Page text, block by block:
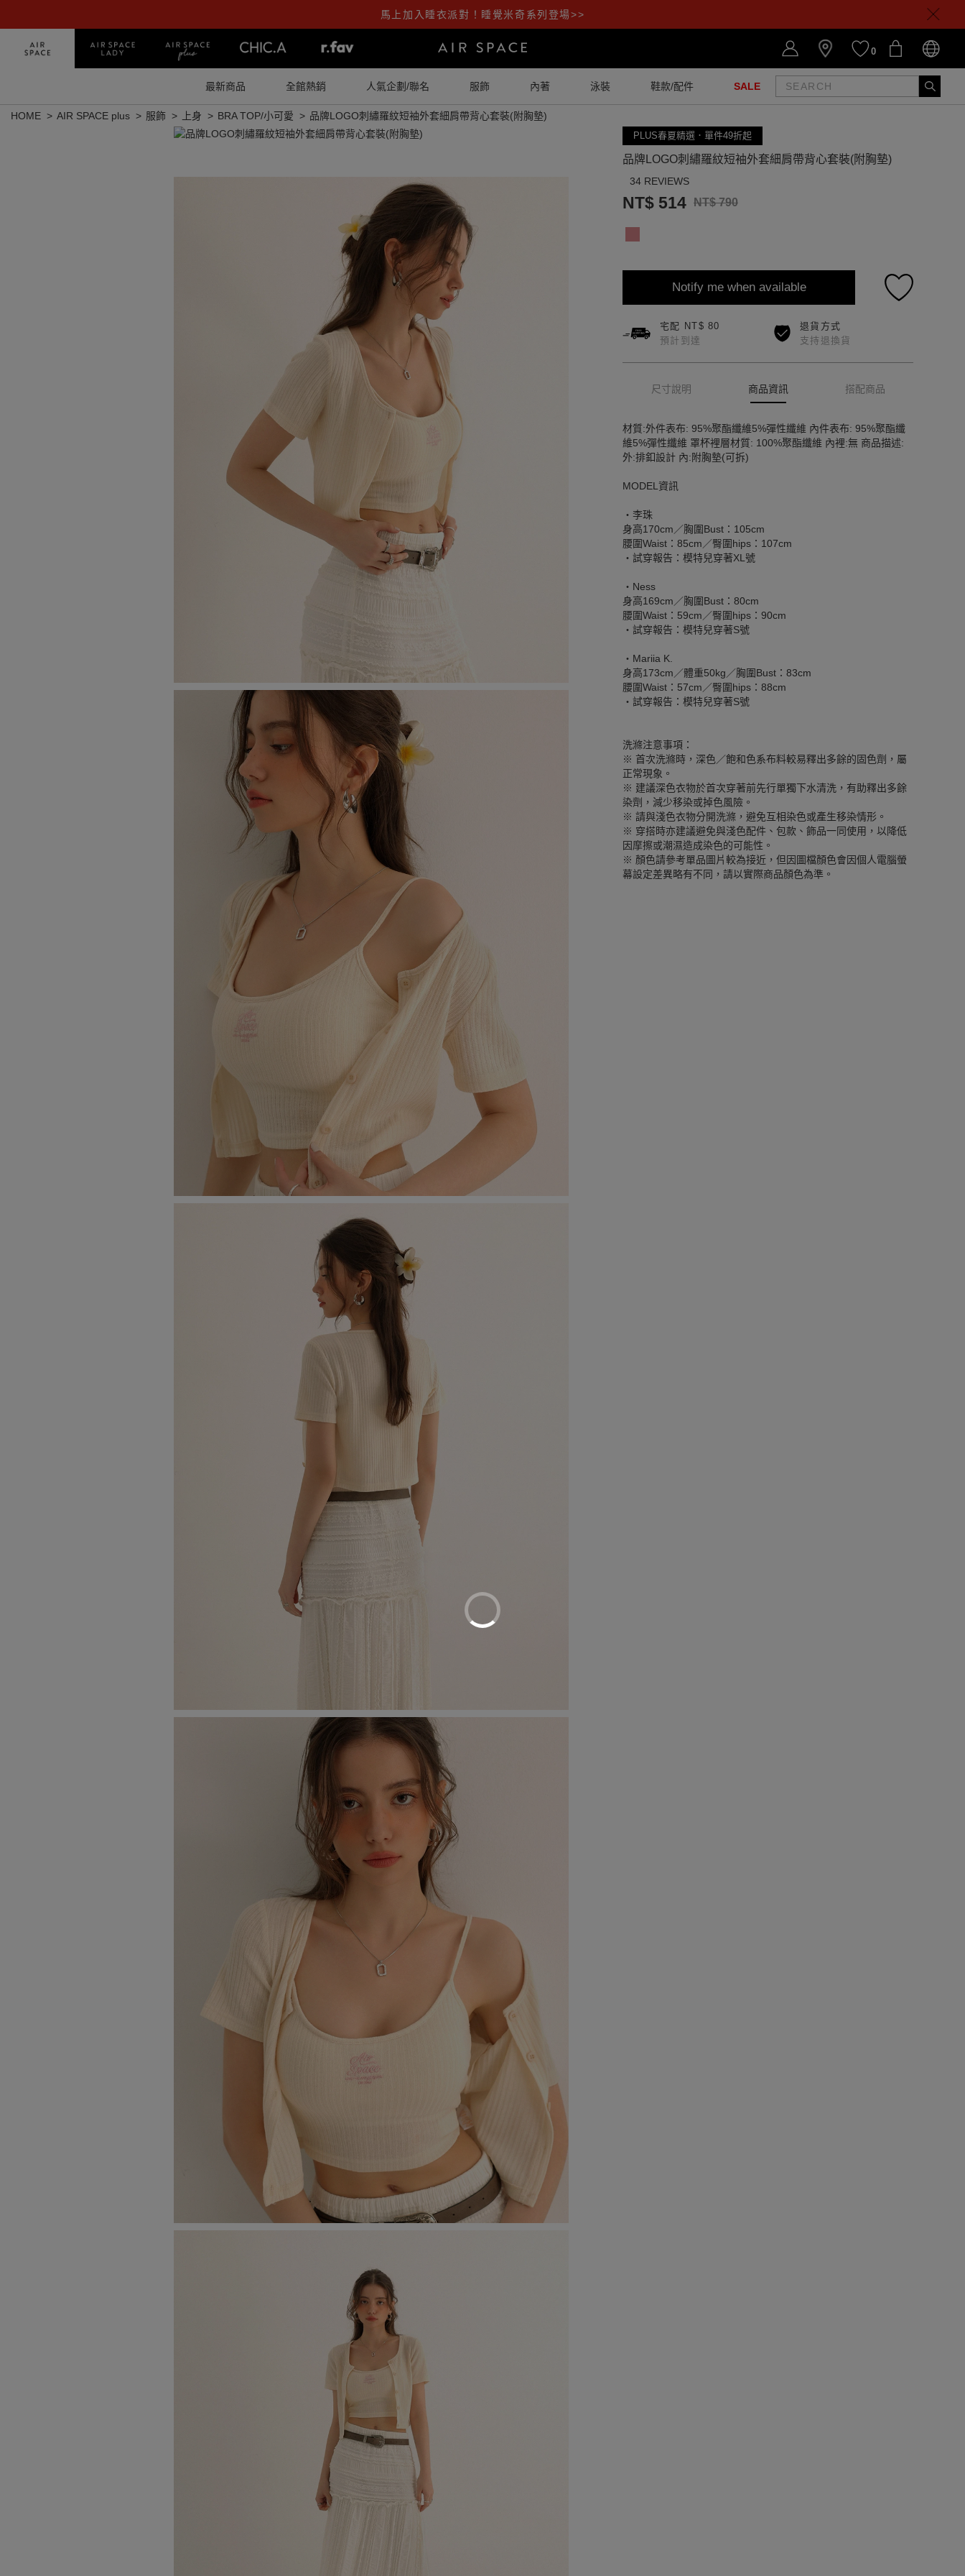
馬上加入睡衣派對！睡覺米奇系列登場>>
0
最新商品 全館熱銷 人氣企劃/聯名 服飾 內著 泳裝 鞋款/配件 SALE
HOME AIR SPACE plus 服飾 上身 BRA TOP/小可愛 品牌LOGO刺繡羅紋短袖外套細肩帶背心套裝(附胸墊)
PLUS春夏精選．單件49折起
品牌LOGO刺繡羅紋短袖外套細肩帶背心套裝(附胸墊)
34 REVIEWS
NT$ 514 NT$ 790
Notify me when available
宅配 NT$ 80
預計到達
退貨方式
支持退換貨
尺寸說明 商品資訊 搭配商品
材質:外件表布: 95%聚酯纖維5%彈性纖維 內件表布: 95%聚酯纖
維5%彈性纖維 罩杯裡層材質: 100%聚酯纖維 內裡:無 商品描述:
外:排釦設計 內:附胸墊(可拆)
MODEL資訊
‧李珠
身高170cm／胸圍Bust：105cm
腰圍Waist：85cm／臀圍hips：107cm
‧試穿報告：模特兒穿著XL號
‧Ness
身高169cm／胸圍Bust：80cm
腰圍Waist：59cm／臀圍hips：90cm
‧試穿報告：模特兒穿著S號
‧Mariia K.
身高173cm／體重50kg／胸圍Bust：83cm
腰圍Waist：57cm／臀圍hips：88cm
‧試穿報告：模特兒穿著S號
洗滌注意事項：
※ 首次洗滌時，深色／飽和色系布料較易釋出多餘的固色劑，屬
正常現象。
※ 建議深色衣物於首次穿著前先行單獨下水清洗，有助釋出多餘
染劑，減少移染或掉色風險。
※ 請與淺色衣物分開洗滌，避免互相染色或產生移染情形。
※ 穿搭時亦建議避免與淺色配件、包款、飾品一同使用，以降低
因摩擦或潮濕造成染色的可能性。
※ 顏色請參考單品圖片較為接近，但因圖檔顏色會因個人電腦螢
幕設定差異略有不同，請以實際商品顏色為準。